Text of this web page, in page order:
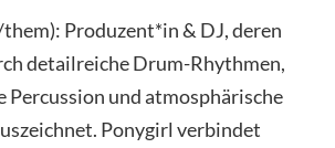
Produzent*in & DJ, deren
detailreiche Drum-Rhythmen,
Percussion und atmosphärische
Ponygirl verbindet